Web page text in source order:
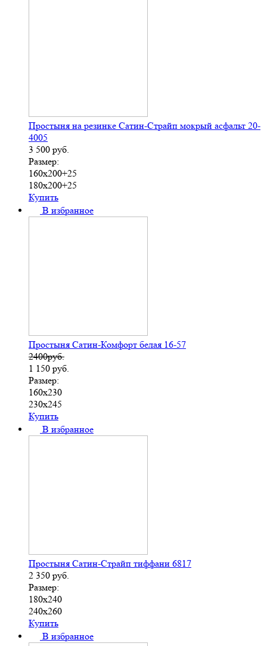
Простыня на резинке Сатин-Страйп мокрый асфальт 20-
4005
3 500 руб.
Размер:
160х200+25
180х200+25
Купить
В избранное
Простыня Сатин-Комфорт белая 16-57
2400руб.
1 150 руб.
Размер:
160х230
230х245
Купить
В избранное
Простыня Сатин-Страйп тиффани 6817
2 350 руб.
Размер:
180х240
240х260
Купить
В избранное